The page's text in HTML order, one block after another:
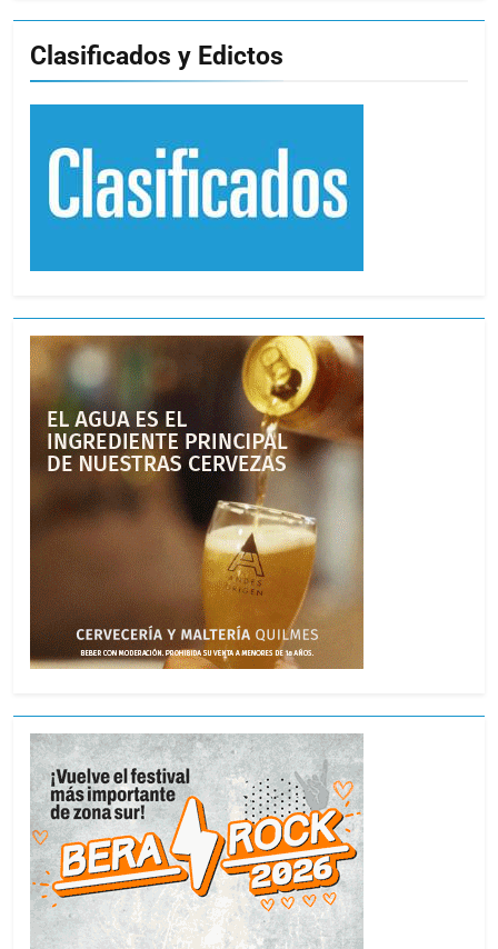
Clasificados y Edictos